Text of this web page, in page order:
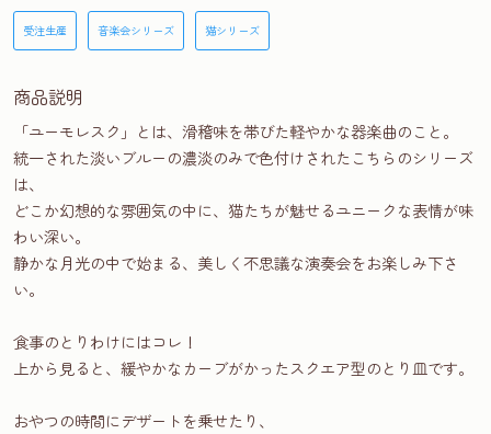
受注生産 音楽会シリーズ 猫シリーズ
商品説明
「ユーモレスク」とは、滑稽味を帯びた軽やかな器楽曲のこと。
統一された淡いブルーの濃淡のみで色付けされたこちらのシリーズ
は、
どこか幻想的な雰囲気の中に、猫たちが魅せるユニークな表情が味
わい深い。
静かな月光の中で始まる、美しく不思議な演奏会をお楽しみ下さ
い。
食事のとりわけにはコレ！
上から見ると、緩やかなカーブがかったスクエア型のとり皿です。
おやつの時間にデザートを乗せたり、